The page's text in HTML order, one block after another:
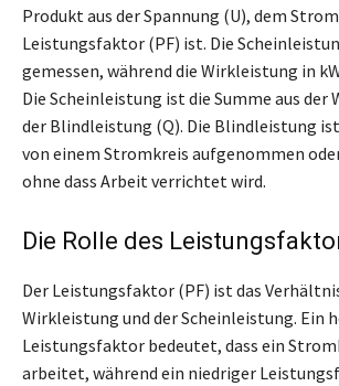
Produkt aus der Spannung (U), dem
Leistungsfaktor (PF) ist. Die
gemessen, während die Wirkleistung in
Die Scheinleistung ist die Summe aus der
der Blindleistung (Q). Die Blindleistung
von einem Stromkreis aufgenommen
ohne dass Arbeit verrichtet wird.
Die Rolle des
Der Leistungsfaktor (PF) ist das
Wirkleistung und der Scheinleistung. Ein
Leistungsfaktor bedeutet, dass ein
arbeitet, während ein niedriger